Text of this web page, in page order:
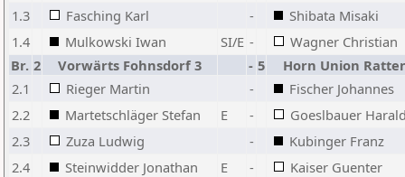
1.3
Fasching Karl -
Shibata Misaki
1.4
Mulkowski Iwan SI/E -
Wagner Christian
Br. 2 Vorwärts Fohnsdorf 3 - 5
Horn Union
2.1
Rieger Martin -
Fischer Johannes
2.2
Martetschläger Stefan E -
Goeslbauer
2.3
Zuza Ludwig -
Kubinger Franz
2.4
Steinwidder Jonathan E -
Kaiser Guenter